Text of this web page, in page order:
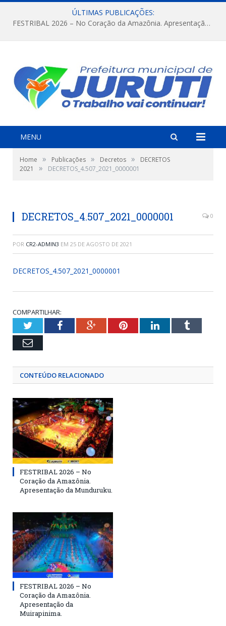
ÚLTIMAS PUBLICAÇÕES:
FESTRIBAL 2026 – No Coração da Amazônia. Apresentação da Munduruku.
MENU
Home » Publicações » Decretos »
DECRETOS
2021
» DECRETOS_4.507_2021_0000001
DECRETOS_4.507_2021_0000001 0
POR CR2-ADMIN3 EM 25 DE AGOSTO DE 2021
DECRETOS_4.507_2021_0000001
COMPARTILHAR:
TwitterFacebookGoogle+PinterestLinkedInTumblr
Email
CONTEÚDO RELACIONADO
FESTRIBAL 2026 – No
Coração da Amazônia.
Apresentação da Munduruku.
FESTRIBAL 2026 – No
Coração da Amazônia.
Apresentação da
Muirapinima.